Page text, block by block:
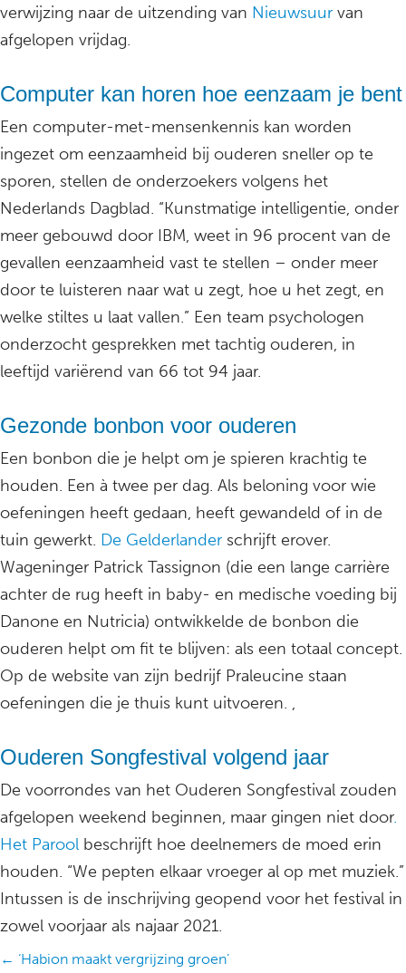
verwijzing naar de uitzending van Nieuwsuur van
afgelopen vrijdag.
Computer kan horen hoe eenzaam je bent
Een computer-met-mensenkennis kan worden
ingezet om eenzaamheid bij ouderen sneller op te
sporen, stellen de onderzoekers volgens het
Nederlands Dagblad. “Kunstmatige intelligentie, onder
meer gebouwd door IBM, weet in 96 procent van de
gevallen eenzaamheid vast te stellen – onder meer
door te luisteren naar wat u zegt, hoe u het zegt, en
welke stiltes u laat vallen.” Een team psychologen
onderzocht gesprekken met tachtig ouderen, in
leeftijd variërend van 66 tot 94 jaar.
Gezonde bonbon voor ouderen
Een bonbon die je helpt om je spieren krachtig te
houden. Een à twee per dag. Als beloning voor wie
oefeningen heeft gedaan, heeft gewandeld of in de
tuin gewerkt. De Gelderlander schrijft erover.
Wageninger Patrick Tassignon (die een lange carrière
achter de rug heeft in baby- en medische voeding bij
Danone en Nutricia) ontwikkelde de bonbon die
ouderen helpt om fit te blijven: als een totaal concept.
Op de website van zijn bedrijf Praleucine staan
oefeningen die je thuis kunt uitvoeren. ,
Ouderen Songfestival volgend jaar
De voorrondes van het Ouderen Songfestival zouden
afgelopen weekend beginnen, maar gingen niet door.
Het Parool beschrijft hoe deelnemers de moed erin
houden. “We pepten elkaar vroeger al op met muziek.”
Intussen is de inschrijving geopend voor het festival in
zowel voorjaar als najaar 2021.
Posts
← ‘Habion maakt vergrijzing groen’